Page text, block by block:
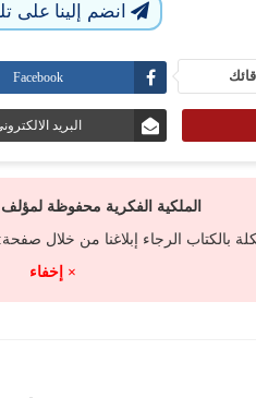
انضم إلينا على
Facebook
البريد
الملكية الفكرية محفوظة لمؤلف
بالكتاب الرجاء إبلاغنا من خلال صفحة:
× إخفاء